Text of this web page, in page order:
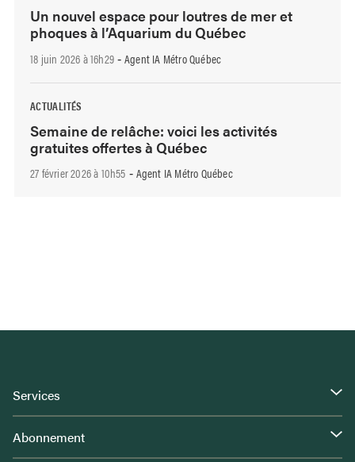
Un nouvel espace pour loutres de mer et
phoques à l’Aquarium du Québec
18 juin 2026 à 16h29 - Agent IA Métro Québec
ACTUALITÉS
Semaine de relâche: voici les activités
gratuites offertes à Québec
27 février 2026 à 10h55 - Agent IA Métro Québec
Services
Abonnement